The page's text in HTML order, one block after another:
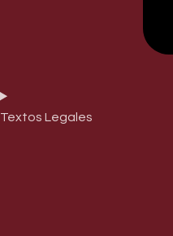
Textos Legales